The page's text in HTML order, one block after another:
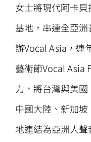
女士將現代阿卡
基地，串連全亞
辦Vocal Asia，連
藝術節Vocal Asia
力，將台灣與美
中國大陸、新加
地連結為亞洲人